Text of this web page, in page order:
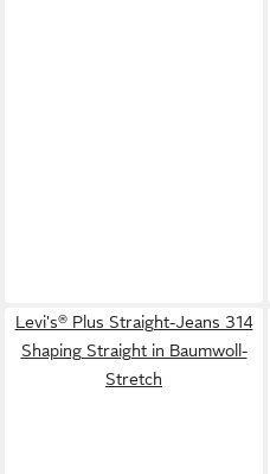
Levi's® Plus Straight-Jeans 314
Shaping Straight in Baumwoll-
Stretch